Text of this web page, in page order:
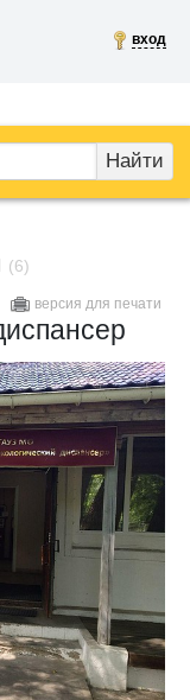
вход
Найти
(6)
версия для печати